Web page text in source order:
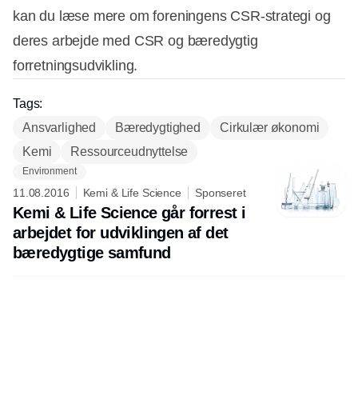
kan du læse mere om foreningens CSR-strategi og
deres arbejde med CSR og bæredygtig
forretningsudvikling.
Tags:
Ansvarlighed
Bæredygtighed
Cirkulær økonomi
Kemi
Ressourceudnyttelse
Environment
11.08.2016 Kemi & Life Science Sponseret
Kemi & Life Science går forrest i
arbejdet for udviklingen af det
bæredygtige samfund